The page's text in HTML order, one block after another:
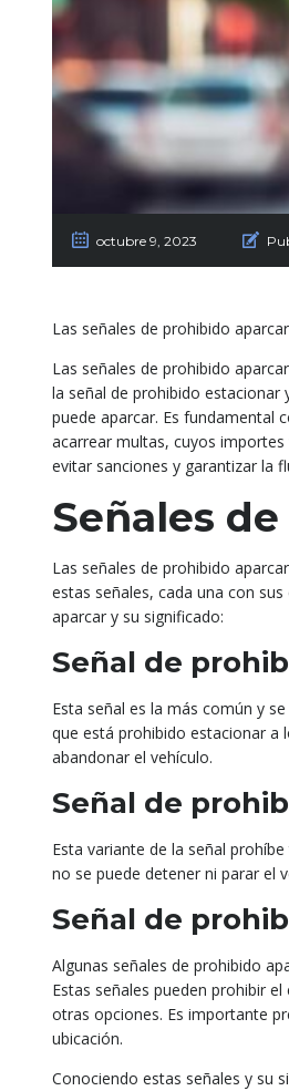
octubre 9, 2023
Las señales de prohibido
Las señales de prohibido
la señal de prohibido estacionar
puede aparcar. Es fundamental
acarrear multas, cuyos importes
evitar sanciones y garantizar la
Señales
Las señales de prohibido
estas señales, cada una con
aparcar y su significado:
Señal de
Esta señal es la más común y
que está prohibido estacionar a
abandonar el vehículo.
Señal de
Esta variante de la señal
no se puede detener ni parar el
Señal de
Algunas señales de prohibido
Estas señales pueden prohibir
otras opciones. Es importante
ubicación.
Conociendo estas señales y su